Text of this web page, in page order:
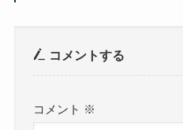
コメントする
コメント ※